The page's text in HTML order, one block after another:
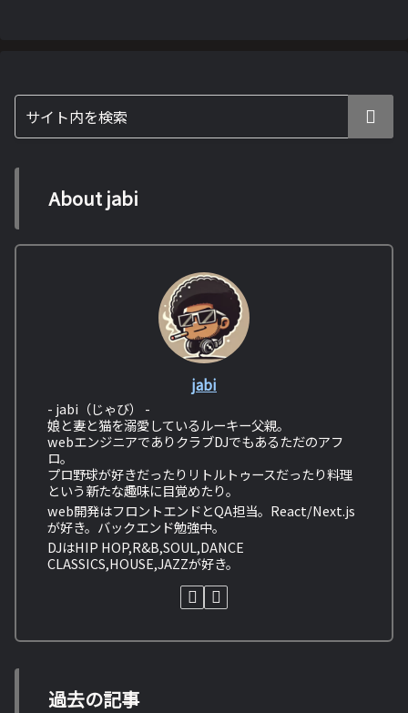
About jabi
jabi
- jabi（じゃび） -
娘と妻と猫を溺愛しているルーキー父親。
webエンジニアでありクラブDJでもあるただのアフ
ロ。
プロ野球が好きだったりリトルトゥースだったり料理
という新たな趣味に目覚めたり。
web開発はフロントエンドとQA担当。React/Next.js
が好き。バックエンド勉強中。
DJはHIP HOP,R&B,SOUL,DANCE
CLASSICS,HOUSE,JAZZが好き。
過去の記事